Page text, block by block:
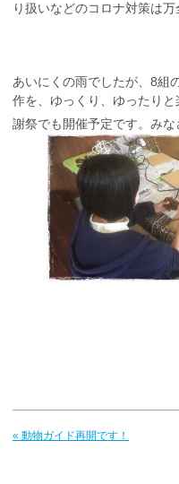
り扱いなどのコロナ対策は
あいにくの雨でしたが、8組
作を、ゆっくり、ゆったり
謝祭でも開催予定です。み
« 動物ガイド再開です！